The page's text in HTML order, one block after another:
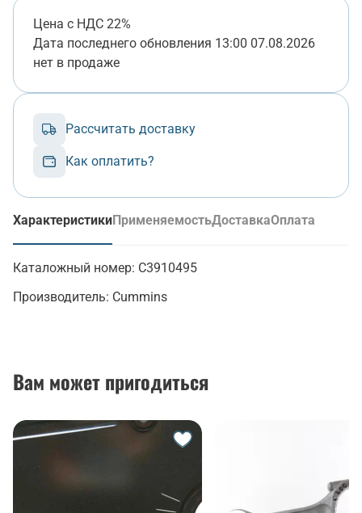
Цена с НДС 22%
Дата последнего обновления 13:00 07.08.2026
нет в продаже
Рассчитать доставку
Как оплатить?
Характеристики
(активная вкладка)
ПрименяемостьДоставкаОплата
Каталожный номер: C3910495
Производитель: Cummins
Вам может пригодиться